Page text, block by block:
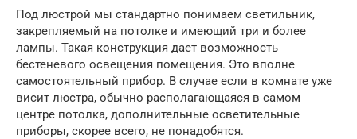
Под люстрой мы стандартно понимаем светильник,
закрепляемый на потолке и имеющий три и более
лампы. Такая конструкция дает возможность
бестеневого освещения помещения. Это вполне
самостоятельный прибор. В случае если в комнате уже
висит люстра, обычно располагающаяся в самом
центре потолка, дополнительные осветительные
приборы, скорее всего, не понадобятся.